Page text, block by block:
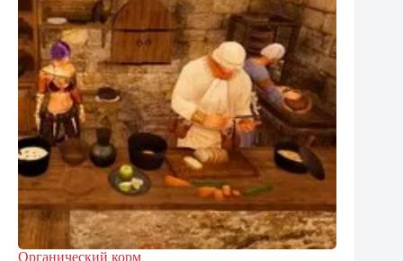
Органический корм